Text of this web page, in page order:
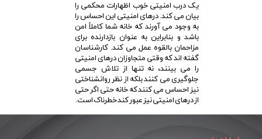
یک درب امنیتی خوب اظهارات محکمی را
بیان می کند. درهای امنیتی این احساس را
به وجود می آورند که خانه شما کاملاً امن
باشد و بنابراین به عنوان بازدارنده برای
مزاحمان بالقوه عمل می کند. کارشناسان
گفته اند که وقتی متجاوزان درهای امنیتی
را می بینند، نه تنها از تلاش جسمی
جلوگیری می کنند بلکه از نظر روانشناختی
نیز احساس می کنند که خانه حتی اگر حتی
از درهای امنیتی نیز عبور کند خطرناک است.